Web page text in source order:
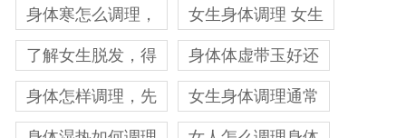
身体寒怎么调理， 女生身体调理 女生
了解女生脱发，得 身体体虚带玉好还
身体怎样调理，先 女生身体调理通常